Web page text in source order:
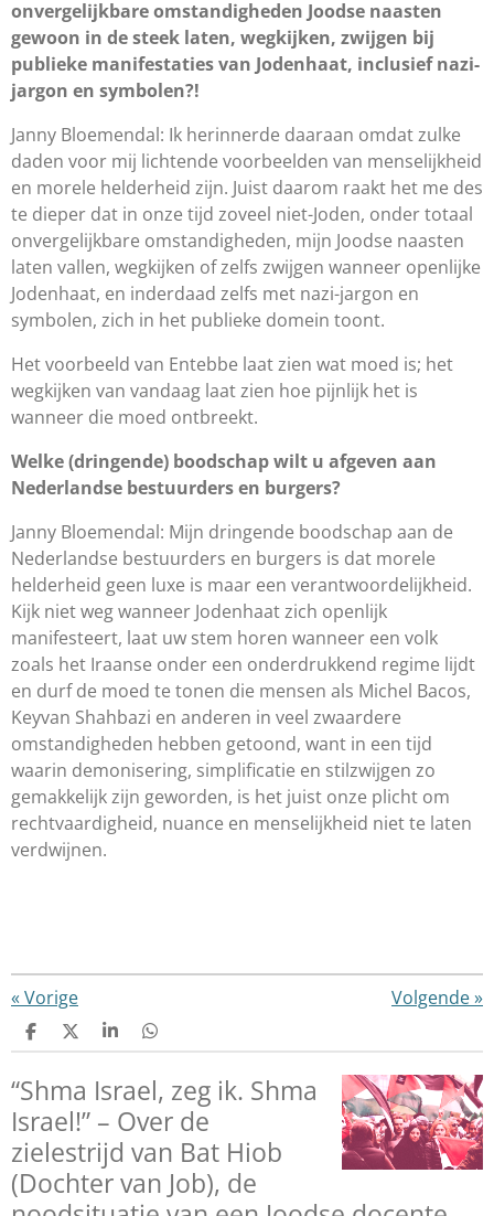
onvergelijkbare omstandigheden Joodse naasten
gewoon in de steek laten, wegkijken, zwijgen bij
publieke manifestaties van Jodenhaat, inclusief nazi-
jargon en symbolen?!
Janny Bloemendal: Ik herinnerde daaraan omdat zulke
daden voor mij lichtende voorbeelden van menselijkheid
en morele helderheid zijn. Juist daarom raakt het me des
te dieper dat in onze tijd zoveel niet-Joden, onder totaal
onvergelijkbare omstandigheden, mijn Joodse naasten
laten vallen, wegkijken of zelfs zwijgen wanneer openlijke
Jodenhaat, en inderdaad zelfs met nazi-jargon en
symbolen, zich in het publieke domein toont.
Het voorbeeld van Entebbe laat zien wat moed is; het
wegkijken van vandaag laat zien hoe pijnlijk het is
wanneer die moed ontbreekt.
Welke (dringende) boodschap wilt u afgeven aan
Nederlandse bestuurders en burgers?
Janny Bloemendal: Mijn dringende boodschap aan de
Nederlandse bestuurders en burgers is dat morele
helderheid geen luxe is maar een verantwoordelijkheid.
Kijk niet weg wanneer Jodenhaat zich openlijk
manifesteert, laat uw stem horen wanneer een volk
zoals het Iraanse onder een onderdrukkend regime lijdt
en durf de moed te tonen die mensen als Michel Bacos,
Keyvan Shahbazi en anderen in veel zwaardere
omstandigheden hebben getoond, want in een tijd
waarin demonisering, simplificatie en stilzwijgen zo
gemakkelijk zijn geworden, is het juist onze plicht om
rechtvaardigheid, nuance en menselijkheid niet te laten
verdwijnen.
«Vorige Volgende»
D
e
e
D
e
l
S
h
r
D
e
e
“Shma Israel, zeg ik. Shma
Israel!” – Over de
zielestrijd van Bat Hiob
(Dochter van Job), de